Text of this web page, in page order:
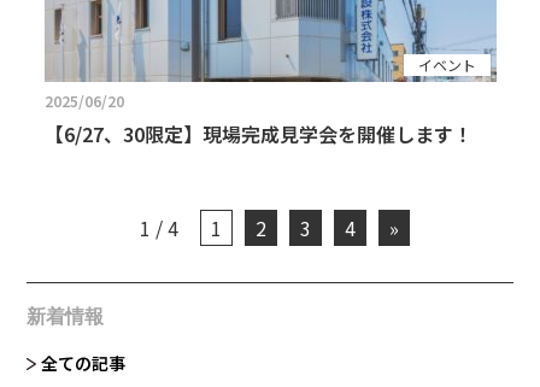
イベント
2025/06/20
【6/27、30限定】現場完成見学会を開催します！
1 / 4 1 2 3 4 »
新着情報
全ての記事